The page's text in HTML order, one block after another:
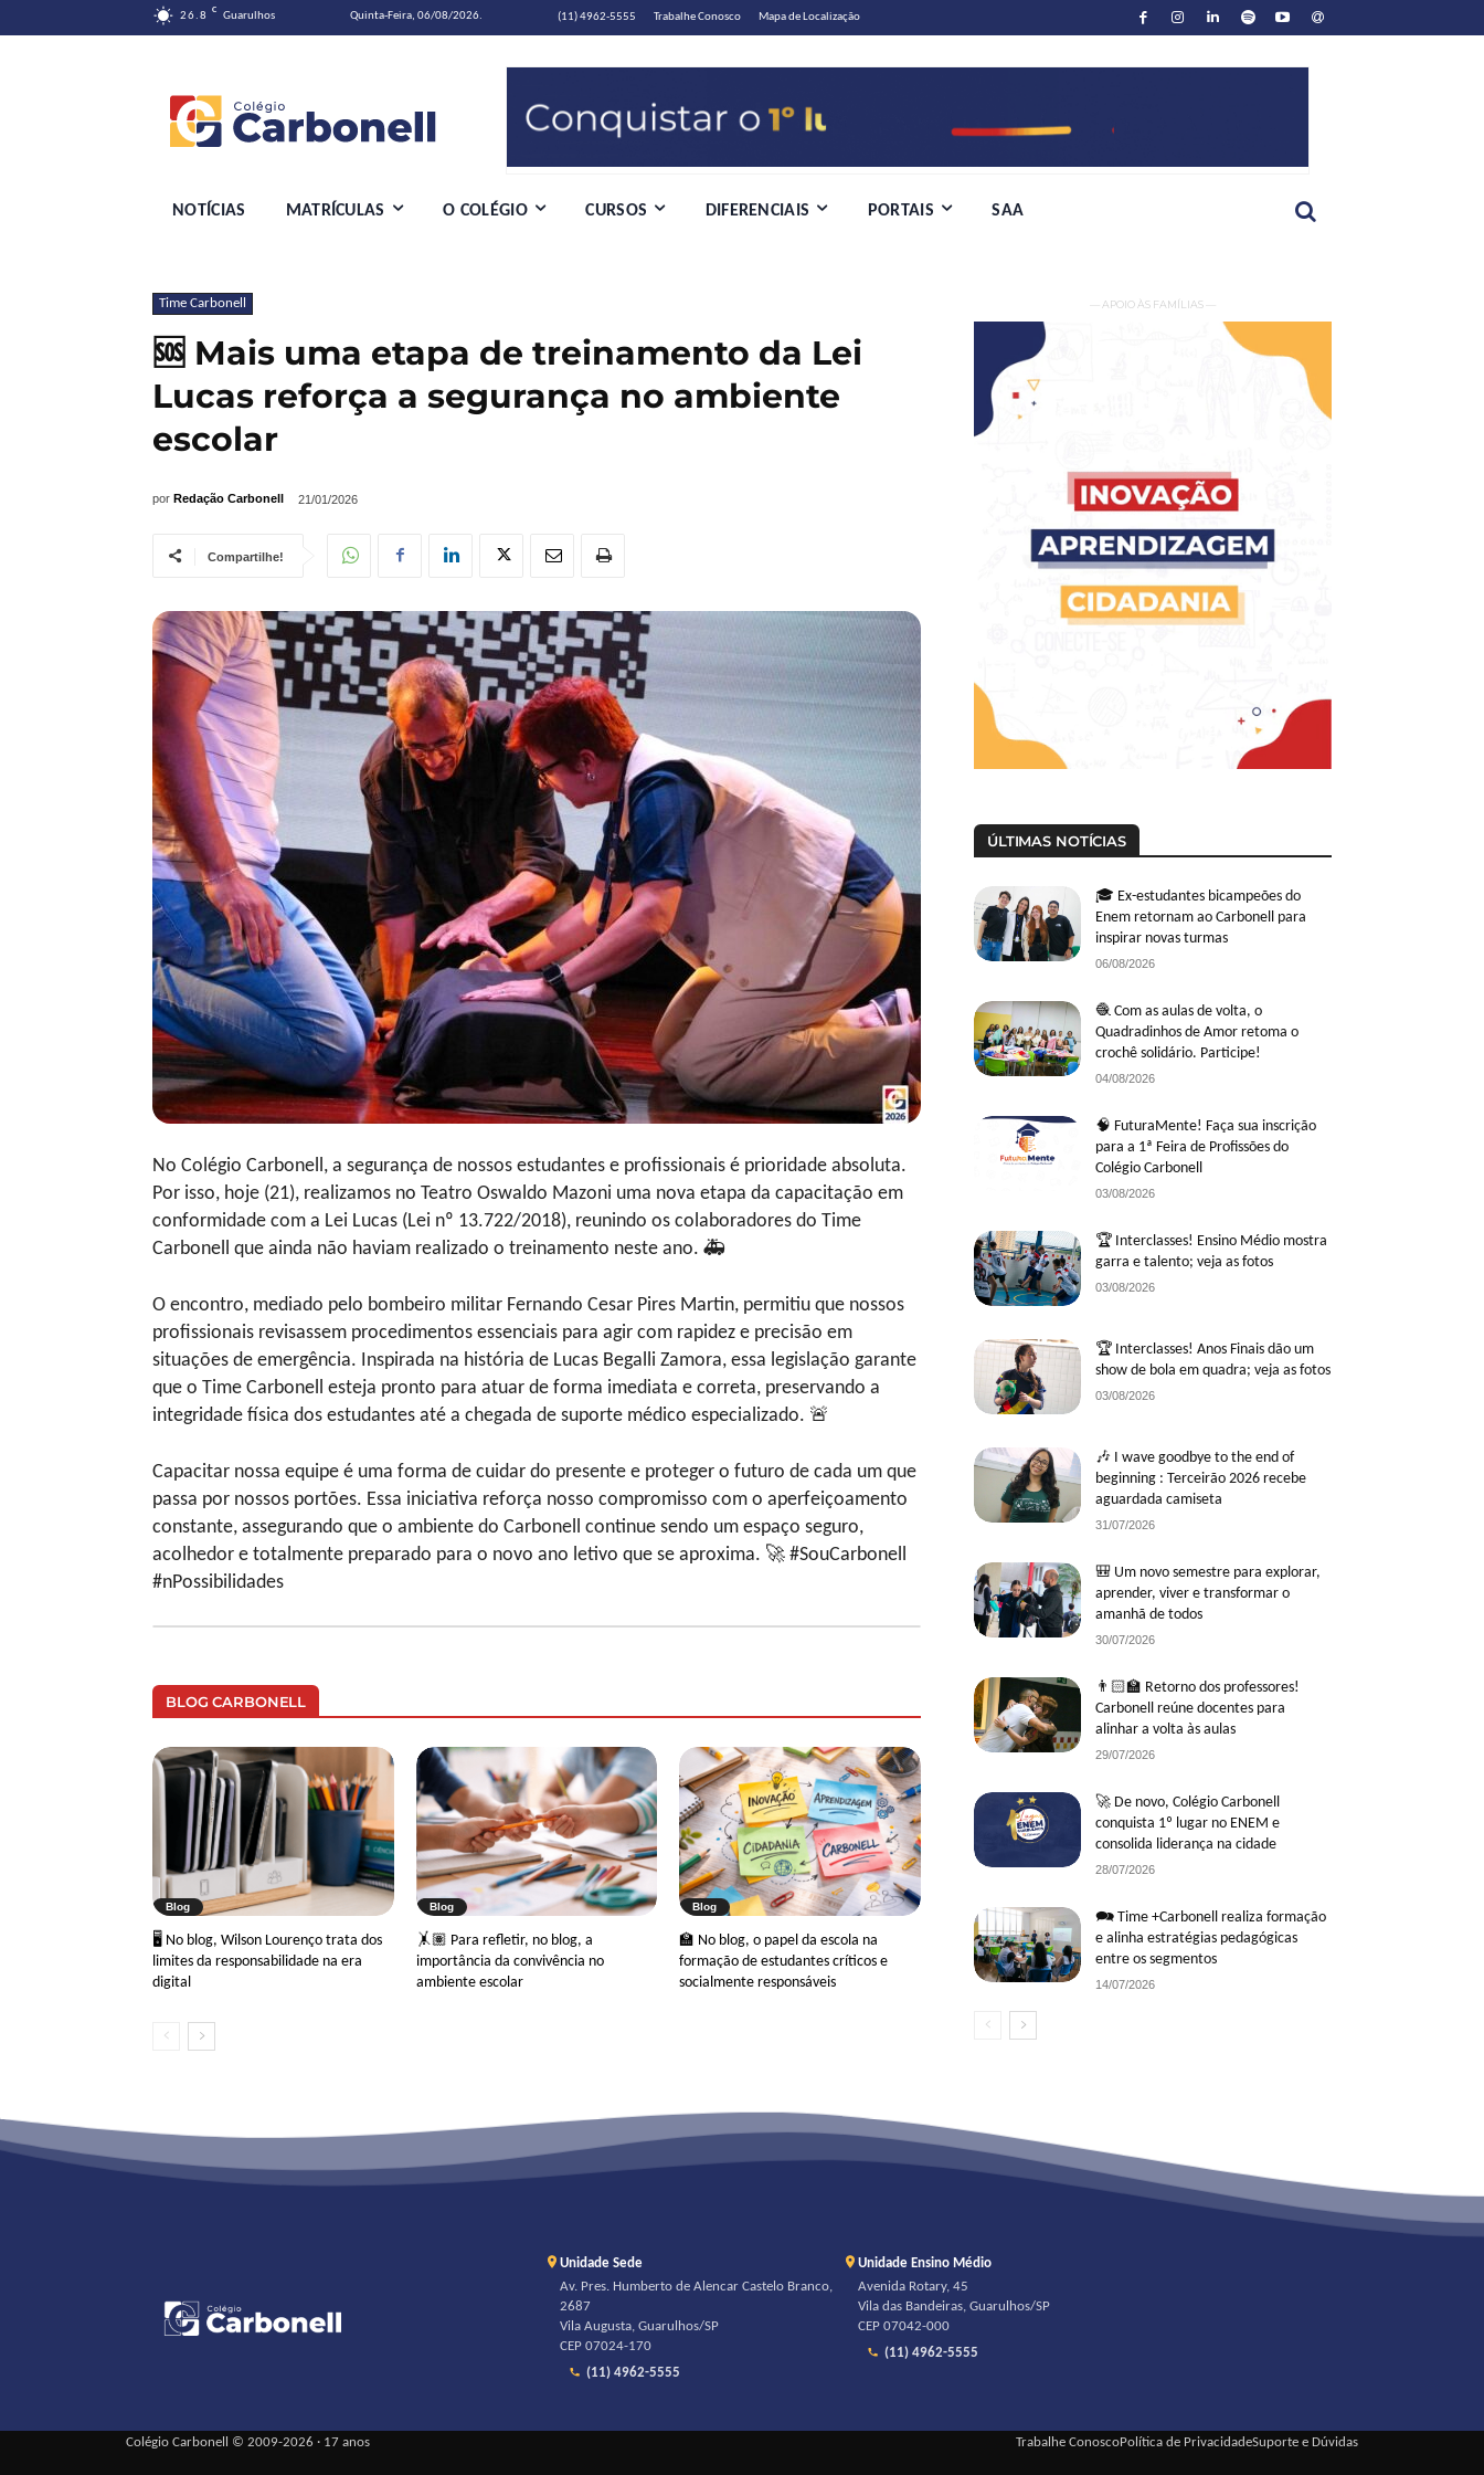
26.8 C Guarulhos Quinta-Feira, 06/08/2026. (11) 4962-5555 Trabalhe Conosco Mapa de Localização
NOTÍCIAS MATRÍCULAS O COLÉGIO CURSOS DIFERENCIAIS PORTAIS SAA
Time Carbonell
🆘 Mais uma etapa de treinamento da Lei
Lucas reforça a segurança no ambiente
escolar
por Redação Carbonell 21/01/2026
Compartilhe!
No Colégio Carbonell, a segurança de nossos estudantes e profissionais é prioridade absoluta.
Por isso, hoje (21), realizamos no Teatro Oswaldo Mazoni uma nova etapa da capacitação em
conformidade com a Lei Lucas (Lei nº 13.722/2018), reunindo os colaboradores do Time
Carbonell que ainda não haviam realizado o treinamento neste ano. 🚑
O encontro, mediado pelo bombeiro militar Fernando Cesar Pires Martin, permitiu que nossos
profissionais revisassem procedimentos essenciais para agir com rapidez e precisão em
situações de emergência. Inspirada na história de Lucas Begalli Zamora, essa legislação garante
que o Time Carbonell esteja pronto para atuar de forma imediata e correta, preservando a
integridade física dos estudantes até a chegada de suporte médico especializado. 🚨
Capacitar nossa equipe é uma forma de cuidar do presente e proteger o futuro de cada um que
passa por nossos portões. Essa iniciativa reforça nosso compromisso com o aperfeiçoamento
constante, assegurando que o ambiente do Carbonell continue sendo um espaço seguro,
acolhedor e totalmente preparado para o novo ano letivo que se aproxima. 🚀 #SouCarbonell
#nPossibilidades
BLOG CARBONELL
Blog
🖥 No blog, Wilson Lourenço trata dos
limites da responsabilidade na era
digital
Blog
🤸🏽 Para refletir, no blog, a
importância da convivência no
ambiente escolar
Blog
🏫 No blog, o papel da escola na
formação de estudantes críticos e
socialmente responsáveis
— APOIO ÀS FAMÍLIAS —
ÚLTIMAS NOTÍCIAS
🎓 Ex-estudantes bicampeões do
Enem retornam ao Carbonell para
inspirar novas turmas
06/08/2026
🧶 Com as aulas de volta, o
Quadradinhos de Amor retoma o
crochê solidário. Participe!
04/08/2026
🧠 FuturaMente! Faça sua inscrição
para a 1ª Feira de Profissões do
Colégio Carbonell
03/08/2026
🏆 Interclasses! Ensino Médio mostra
garra e talento; veja as fotos
03/08/2026
🏆 Interclasses! Anos Finais dão um
show de bola em quadra; veja as fotos
03/08/2026
🎶 I wave goodbye to the end of
beginning : Terceirão 2026 recebe
aguardada camiseta
31/07/2026
🎒 Um novo semestre para explorar,
aprender, viver e transformar o
amanhã de todos
30/07/2026
👨🏻‍🏫 Retorno dos professores!
Carbonell reúne docentes para
alinhar a volta às aulas
29/07/2026
🚀 De novo, Colégio Carbonell
conquista 1º lugar no ENEM e
consolida liderança na cidade
28/07/2026
🗪 Time +Carbonell realiza formação
e alinha estratégias pedagógicas
entre os segmentos
14/07/2026
Unidade Sede
Av. Pres. Humberto de Alencar Castelo Branco,
2687
Vila Augusta, Guarulhos/SP
CEP 07024-170
(11) 4962-5555
Unidade Ensino Médio
Avenida Rotary, 45
Vila das Bandeiras, Guarulhos/SP
CEP 07042-000
(11) 4962-5555
Colégio Carbonell © 2009-2026 · 17 anos Trabalhe ConoscoPolítica de PrivacidadeSuporte e Dúvidas